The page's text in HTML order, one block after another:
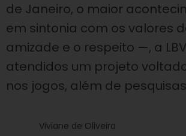
de Janeiro, o maior
em sintonia com os valores
amizade e o respeito —, a
atendidos um projeto
nos jogos, além de
Viviane de Oliveira